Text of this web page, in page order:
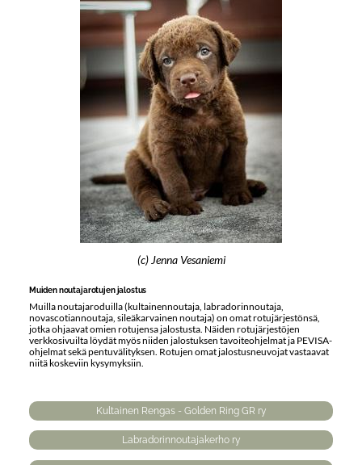
(c) Jenna Vesaniemi
Muiden noutajarotujen jalostus
Muilla noutajaroduilla (kultainennoutaja, labradorinnoutaja,
novascotiannoutaja, sileäkarvainen noutaja) on omat rotujärjestönsä,
jotka ohjaavat omien rotujensa jalostusta. Näiden rotujärjestöjen
verkkosivuilta löydät myös niiden jalostuksen tavoiteohjelmat ja PEVISA-
ohjelmat sekä pentuvälityksen. Rotujen omat jalostusneuvojat vastaavat
niitä koskeviin kysymyksiin.
Kultainen Rengas - Golden Ring GR ry
Labradorinnoutajakerho ry